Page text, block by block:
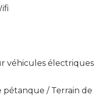
véhicules électriques
pétanque / Terrain de